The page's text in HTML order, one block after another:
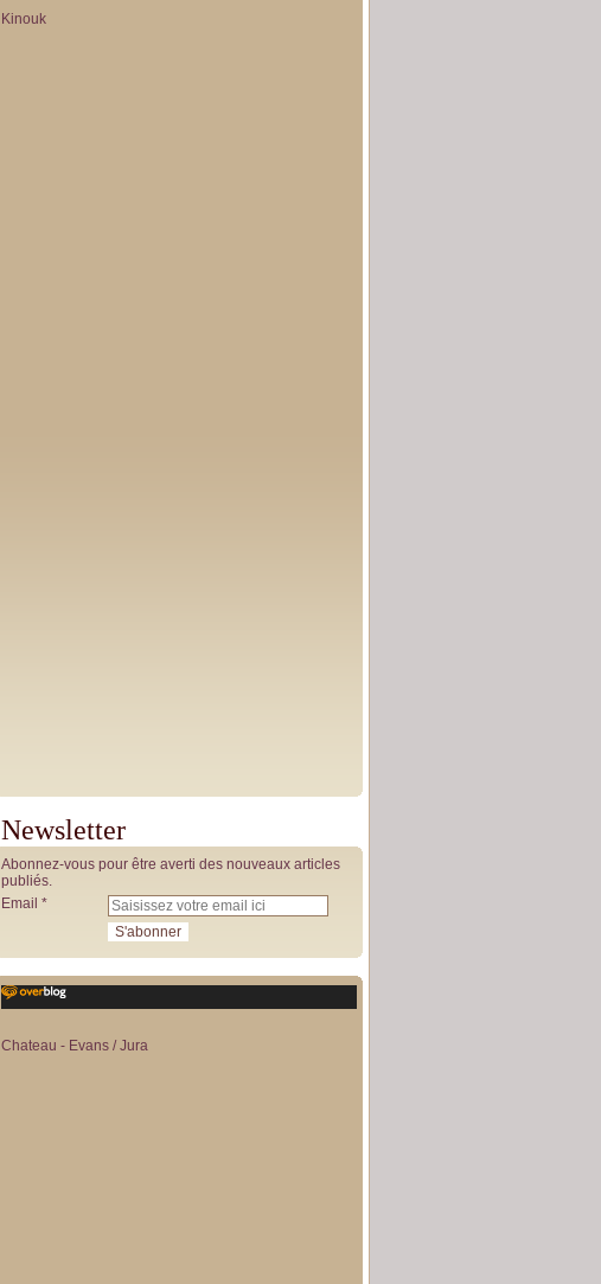
Kinouk
Newsletter
Abonnez-vous pour être averti des nouveaux articles
publiés.
Email
Chateau - Evans / Jura